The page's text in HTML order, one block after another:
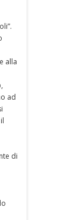
alla
ad
di